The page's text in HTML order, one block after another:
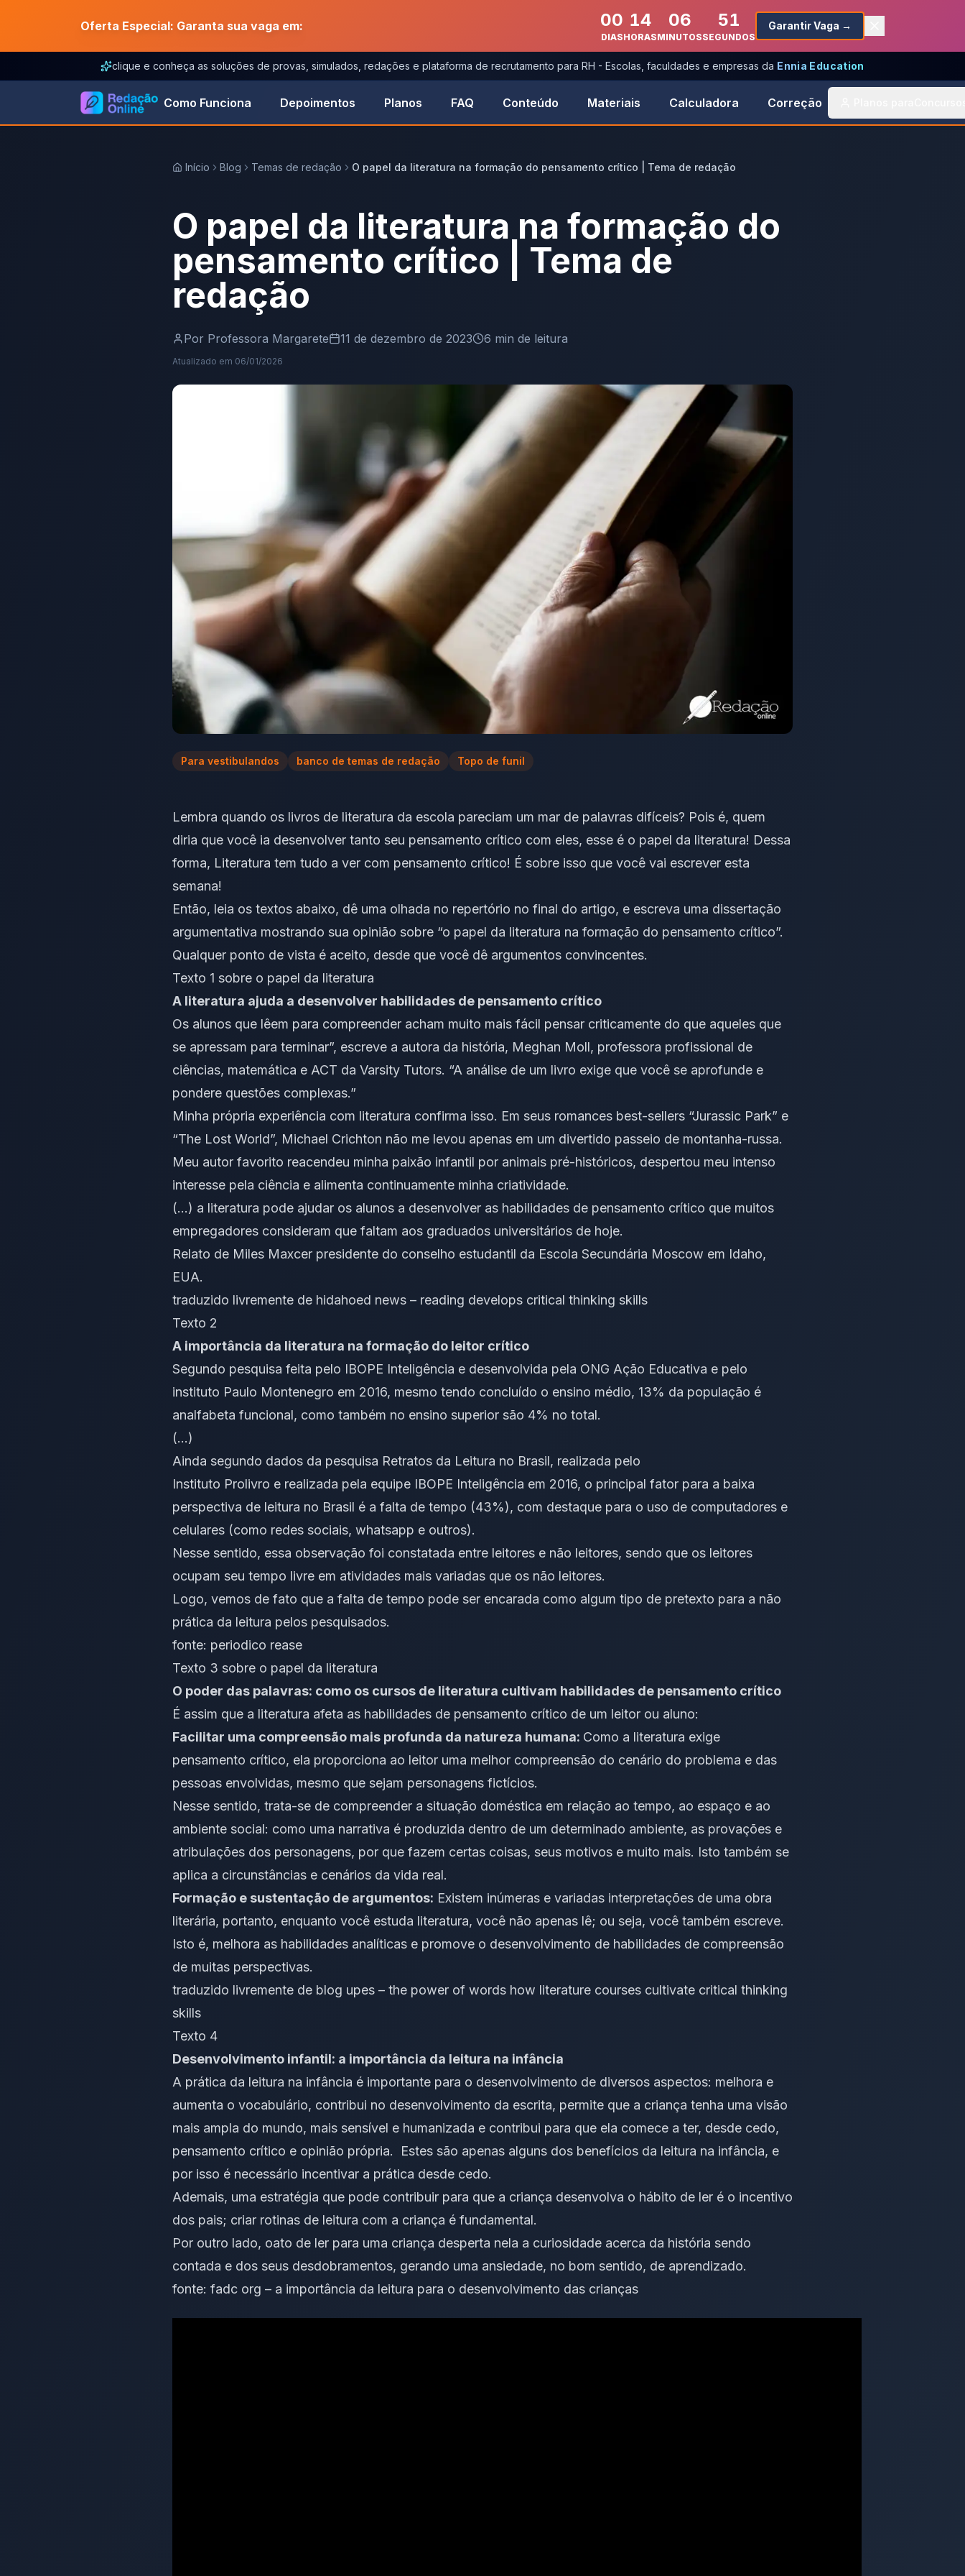
Oferta Especial: Garanta sua vaga em: 00
DIAS
14
HORAS
06
MINUTOS
51
SEGUNDOS
Garantir Vaga →
clique e conheça as soluções de provas, simulados, redações e plataforma de recrutamento para RH - Escolas, faculdades e empresas da Ennia Education
Como Funciona Depoimentos Planos FAQ Conteúdo Materiais Calculadora Correção
Início Blog Temas de redação O papel da literatura na formação do pensamento crítico | Tema de redação
O papel da literatura na formação do
pensamento crítico | Tema de
redação
Por Professora Margarete 11 de dezembro de 2023 6 min de leitura
Atualizado em 06/01/2026
Para vestibulandos banco de temas de redação Topo de funil
Lembra quando os livros de literatura da escola pareciam um mar de palavras difíceis? Pois é, quem
diria que você ia desenvolver tanto seu pensamento crítico com eles, esse é o papel da literatura! Dessa
forma, Literatura tem tudo a ver com pensamento crítico! É sobre isso que você vai escrever esta
semana!
Então, leia os textos abaixo, dê uma olhada no repertório no final do artigo, e escreva uma dissertação
argumentativa mostrando sua opinião sobre “o papel da literatura na formação do pensamento crítico”.
Qualquer ponto de vista é aceito, desde que você dê argumentos convincentes.
Texto 1 sobre o papel da literatura
A literatura ajuda a desenvolver habilidades de pensamento crítico
Os alunos que lêem para compreender acham muito mais fácil pensar criticamente do que aqueles que
se apressam para terminar”, escreve a autora da história, Meghan Moll, professora profissional de
ciências, matemática e ACT da Varsity Tutors. “A análise de um livro exige que você se aprofunde e
pondere questões complexas.”
Minha própria experiência com literatura confirma isso. Em seus romances best-sellers “Jurassic Park” e
“The Lost World”, Michael Crichton não me levou apenas em um divertido passeio de montanha-russa.
Meu autor favorito reacendeu minha paixão infantil por animais pré-históricos, despertou meu intenso
interesse pela ciência e alimenta continuamente minha criatividade.
(…) a literatura pode ajudar os alunos a desenvolver as habilidades de pensamento crítico que muitos
empregadores consideram que faltam aos graduados universitários de hoje.
Relato de Miles Maxcer presidente do conselho estudantil da Escola Secundária Moscow em Idaho,
EUA.
traduzido livremente de hidahoed news – reading develops critical thinking skills
Texto 2
A importância da literatura na formação do leitor crítico
Segundo pesquisa feita pelo IBOPE Inteligência e desenvolvida pela ONG Ação Educativa e pelo
instituto Paulo Montenegro em 2016, mesmo tendo concluído o ensino médio, 13% da população é
analfabeta funcional, como também no ensino superior são 4% no total.
(…)
Ainda segundo dados da pesquisa Retratos da Leitura no Brasil, realizada pelo
Instituto Prolivro e realizada pela equipe IBOPE Inteligência em 2016, o principal fator para a baixa
perspectiva de leitura no Brasil é a falta de tempo (43%), com destaque para o uso de computadores e
celulares (como redes sociais, whatsapp e outros).
Nesse sentido, essa observação foi constatada entre leitores e não leitores, sendo que os leitores
ocupam seu tempo livre em atividades mais variadas que os não leitores.
Logo, vemos de fato que a falta de tempo pode ser encarada como algum tipo de pretexto para a não
prática da leitura pelos pesquisados.
fonte: periodico rease
Texto 3 sobre o papel da literatura
O poder das palavras: como os cursos de literatura cultivam habilidades de pensamento crítico
É assim que a literatura afeta as habilidades de pensamento crítico de um leitor ou aluno:
Facilitar uma compreensão mais profunda da natureza humana: Como a literatura exige
pensamento crítico, ela proporciona ao leitor uma melhor compreensão do cenário do problema e das
pessoas envolvidas, mesmo que sejam personagens fictícios.
Nesse sentido, trata-se de compreender a situação doméstica em relação ao tempo, ao espaço e ao
ambiente social: como uma narrativa é produzida dentro de um determinado ambiente, as provações e
atribulações dos personagens, por que fazem certas coisas, seus motivos e muito mais. Isto também se
aplica a circunstâncias e cenários da vida real.
Formação e sustentação de argumentos: Existem inúmeras e variadas interpretações de uma obra
literária, portanto, enquanto você estuda literatura, você não apenas lê; ou seja, você também escreve.
Isto é, melhora as habilidades analíticas e promove o desenvolvimento de habilidades de compreensão
de muitas perspectivas.
traduzido livremente de blog upes – the power of words how literature courses cultivate critical thinking
skills
Texto 4
Desenvolvimento infantil: a importância da leitura na infância
A prática da leitura na infância é importante para o desenvolvimento de diversos aspectos: melhora e
aumenta o vocabulário, contribui no desenvolvimento da escrita, permite que a criança tenha uma visão
mais ampla do mundo, mais sensível e humanizada e contribui para que ela comece a ter, desde cedo,
pensamento crítico e opinião própria. Estes são apenas alguns dos benefícios da leitura na infância, e
por isso é necessário incentivar a prática desde cedo.
Ademais, uma estratégia que pode contribuir para que a criança desenvolva o hábito de ler é o incentivo
dos pais; criar rotinas de leitura com a criança é fundamental.
Por outro lado, oato de ler para uma criança desperta nela a curiosidade acerca da história sendo
contada e dos seus desdobramentos, gerando uma ansiedade, no bom sentido, de aprendizado.
fonte: fadc org – a importância da leitura para o desenvolvimento das crianças